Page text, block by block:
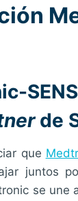
de
que
juntos
se une